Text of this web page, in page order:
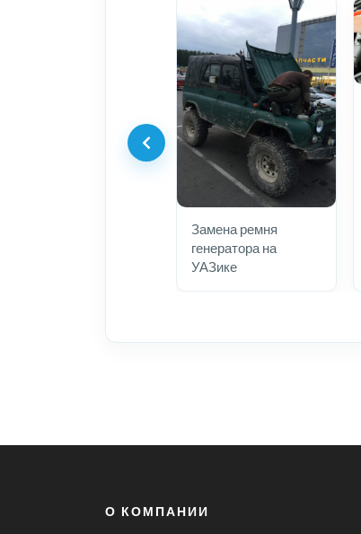
Замена ремня
генератора на
УАЗике
О КОМПАНИИ